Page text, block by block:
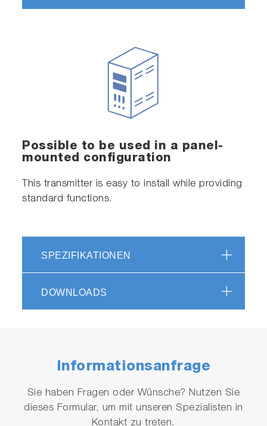
Possible to be used in a panel-
mounted configuration
This transmitter is easy to install while providing
standard functions.
SPEZIFIKATIONEN
DOWNLOADS
Informationsanfrage
Sie haben Fragen oder Wünsche? Nutzen Sie
dieses Formular, um mit unseren Spezialisten in
Kontakt zu treten.